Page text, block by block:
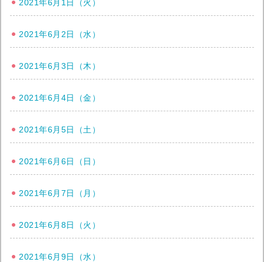
2021年6月1日（火）
2021年6月2日（水）
2021年6月3日（木）
2021年6月4日（金）
2021年6月5日（土）
2021年6月6日（日）
2021年6月7日（月）
2021年6月8日（火）
2021年6月9日（水）